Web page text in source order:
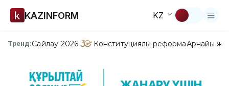
KAZINFORM KZ
Тренд:Сайлау-2026 Конституциялық реформаАрнайы